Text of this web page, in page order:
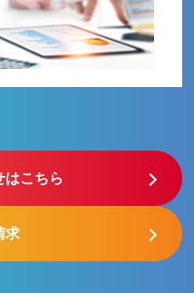
はこちら
求